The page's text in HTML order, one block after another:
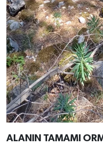
ALANIN TAMAMI